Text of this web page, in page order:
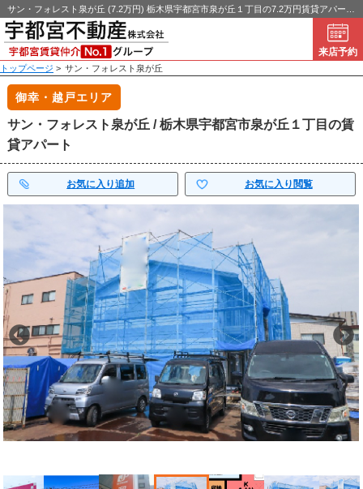
来店予約
トップページ > サン・フォレスト泉が丘
御幸・越戸エリア
サン・フォレスト泉が丘 / 栃木県宇都宮市泉が丘１丁目の賃
貸アパート
お気に入り追加 お気に入り閲覧